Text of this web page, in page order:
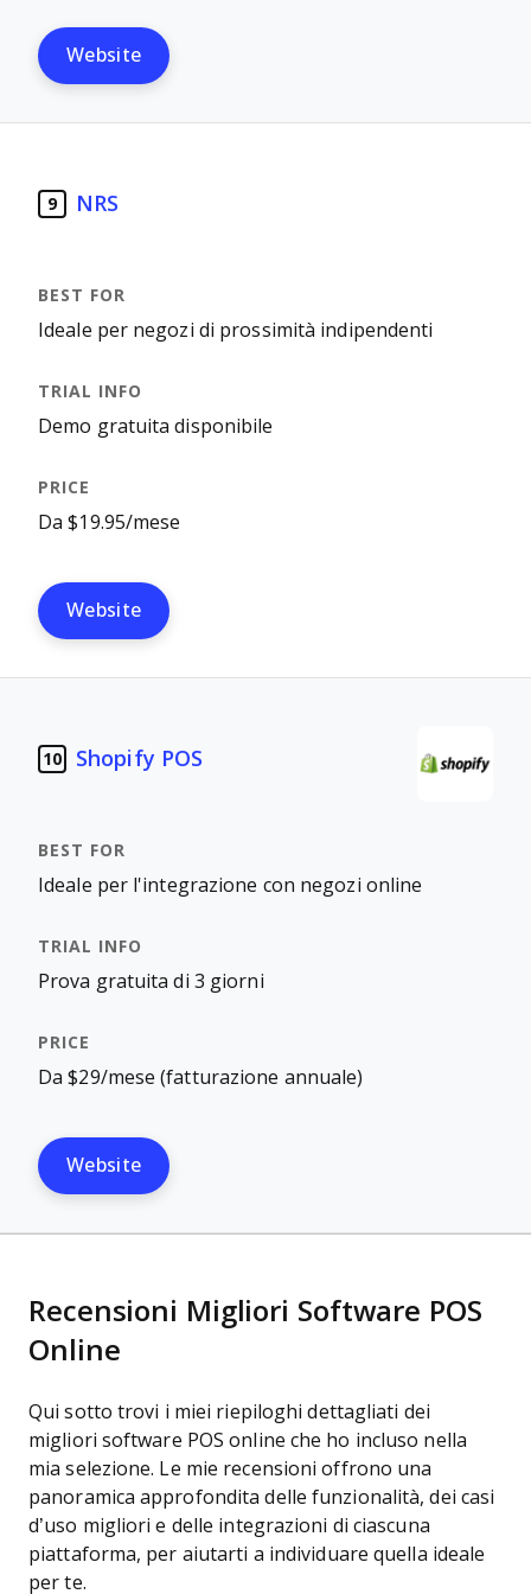
Website
9 NRS
Ideale per negozi di prossimità indipendenti
Demo gratuita disponibile
Da $19.95/mese
Website
10 Shopify POS
Ideale per l'integrazione con negozi online
Prova gratuita di 3 giorni
Da $29/mese (fatturazione annuale)
Website
Recensioni Migliori Software POS
Online
Qui sotto trovi i miei riepiloghi dettagliati dei
migliori software POS online che ho incluso nella
mia selezione. Le mie recensioni offrono una
panoramica approfondita delle funzionalità, dei casi
d’uso migliori e delle integrazioni di ciascuna
piattaforma, per aiutarti a individuare quella ideale
per te.